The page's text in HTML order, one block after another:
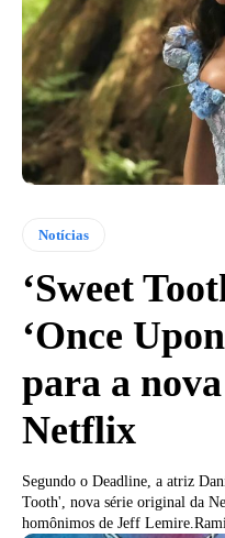
Notícias
‘Sweet
‘Once
para a
Netflix
Segundo o Deadline, a atriz
Tooth', nova série original da
homônimos de Jeff